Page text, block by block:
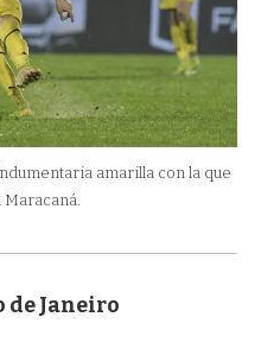
amarilla con la que
de Janeiro